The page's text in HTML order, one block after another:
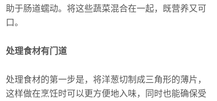
助于肠道蠕动。将这些蔬菜混合在一起，既营养又可
口。
处理食材有门道
处理食材的第一步是，将洋葱切制成三角形的薄片，
这样做在烹饪时可以更方便地入味，同时也能确保受